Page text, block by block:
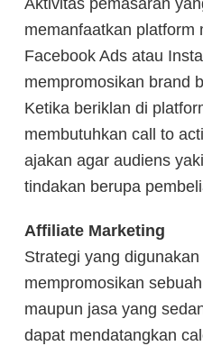
Aktivitas pemasaran
memanfaatkan platform
Facebook Ads atau
mempromosikan brand
Ketika beriklan di
membutuhkan call to
ajakan agar audiens
tindakan berupa
Affiliate Marketing
Strategi yang
mempromosikan
maupun jasa yang
dapat mendatangkan